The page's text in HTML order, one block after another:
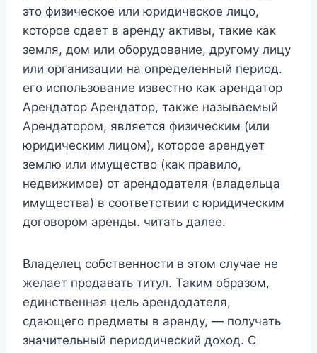
это физическое или юридическое лицо,
которое сдает в аренду активы, такие как
земля, дом или оборудование, другому лицу
или организации на определенный период.
его использование известно как арендатор
Арендатор Арендатор, также называемый
Арендатором, является физическим (или
юридическим лицом), которое арендует
землю или имущество (как правило,
недвижимое) от арендодателя (владельца
имущества) в соответствии с юридическим
договором аренды. читать далее.
Владелец собственности в этом случае не
желает продавать титул. Таким образом,
единственная цель арендодателя,
сдающего предметы в аренду, — получать
значительный периодический доход. С